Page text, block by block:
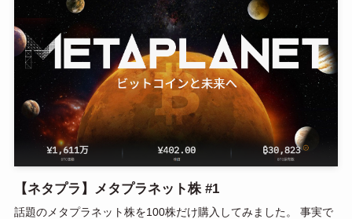
【ネタプラ】メタプラネット株 #1
話題のメタプラネット株を100株だけ購入してみました。 事実で